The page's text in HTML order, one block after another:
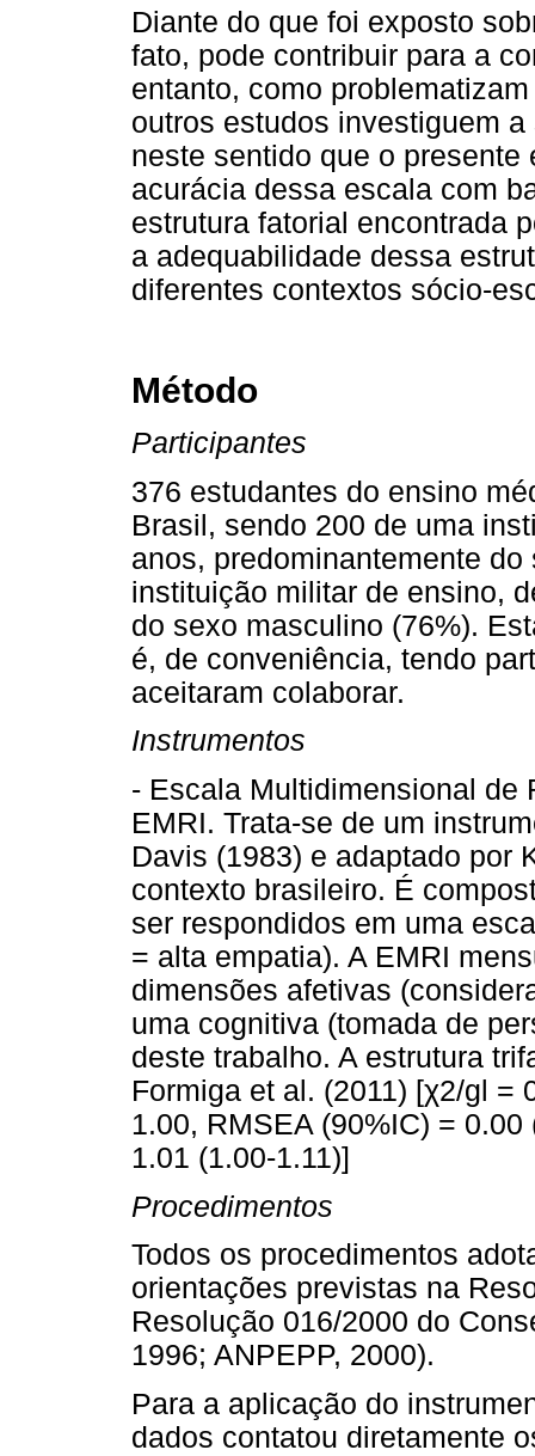
Diante do que foi exposto
fato, pode contribuir para a
entanto, como
outros estudos investiguem
neste sentido que o
acurácia dessa escala com
estrutura fatorial encontrada
a adequabilidade dessa
diferentes contextos sócio-
Método
Participantes
376 estudantes do ensino
Brasil, sendo 200 de uma
anos, predominantemente
instituição militar de ensino,
do sexo masculino (76%).
é, de conveniência, tendo
aceitaram colaborar.
Instrumentos
- Escala Multidimensional de
EMRI. Trata-se de um
Davis (1983) e adaptado por
contexto brasileiro. É
ser respondidos em uma
= alta empatia). A EMRI
dimensões afetivas
uma cognitiva (tomada de
deste trabalho. A estrutura
Formiga et al. (2011) [χ2/gl =
1.00, RMSEA (90%IC) =
1.01 (1.00-1.11)]
Procedimentos
Todos os procedimentos
orientações previstas na
Resolução 016/2000 do
1996; ANPEPP, 2000).
Para a aplicação do
dados contatou diretamente